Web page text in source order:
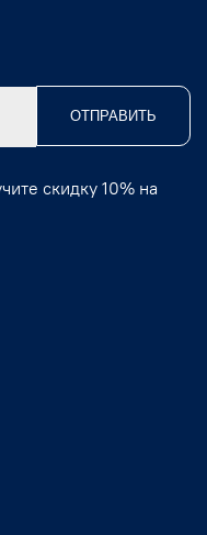
ОТПРАВИТЬ
скидку 10% на